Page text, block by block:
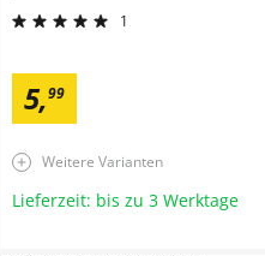
1
5,99
Weitere Varianten
Lieferzeit: bis zu 3 Werktage